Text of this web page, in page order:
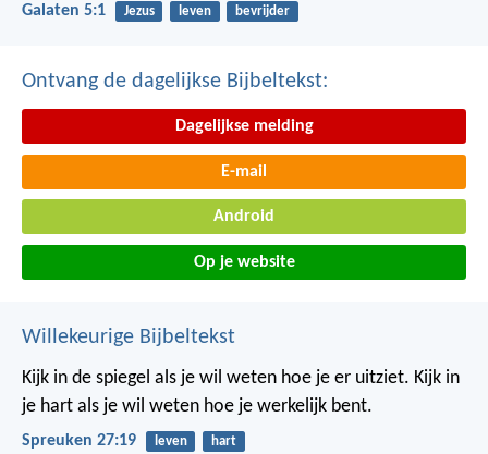
Galaten 5:1 Jezus leven bevrijder
Ontvang de dagelijkse Bijbeltekst:
Dagelijkse melding
E-mail
Android
Op je website
Willekeurige Bijbeltekst
Kijk in de spiegel als je wil weten hoe je er uitziet. Kijk in
je hart als je wil weten hoe je werkelijk bent.
Spreuken 27:19 leven hart